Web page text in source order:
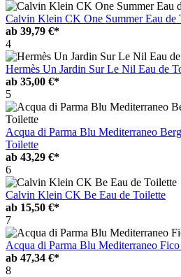
Calvin Klein CK One Summer Eau de
ab 39,79 €*
4
Hermès Un Jardin Sur Le Nil Eau de
ab 35,00 €*
5
Acqua di Parma Blu Mediterraneo
Toilette
ab 43,29 €*
6
Calvin Klein CK Be Eau de Toilette
ab 15,50 €*
7
Acqua di Parma Blu Mediterraneo
ab 47,34 €*
8